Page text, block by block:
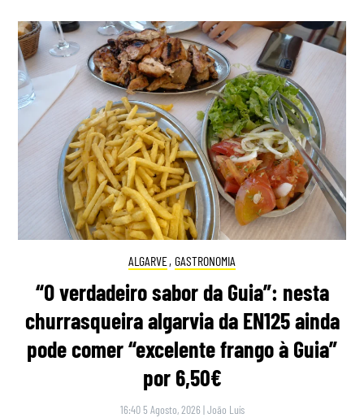
ALGARVE, GASTRONOMIA
“O verdadeiro sabor da Guia”: nesta
churrasqueira algarvia da EN125 ainda
pode comer “excelente frango à Guia”
por 6,50€
16:40 5 Agosto, 2026 |João Luís